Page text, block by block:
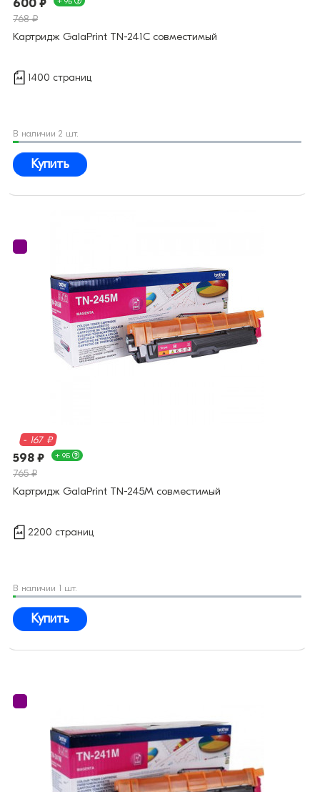
600 ₽
768 ₽
Картридж GalaPrint TN-241C совместимый
1400 страниц
В наличии 2 шт.
Купить
- 167 ₽
598 ₽ + 9Б
765 ₽
Картридж GalaPrint TN-245M совместимый
2200 страниц
В наличии 1 шт.
Купить